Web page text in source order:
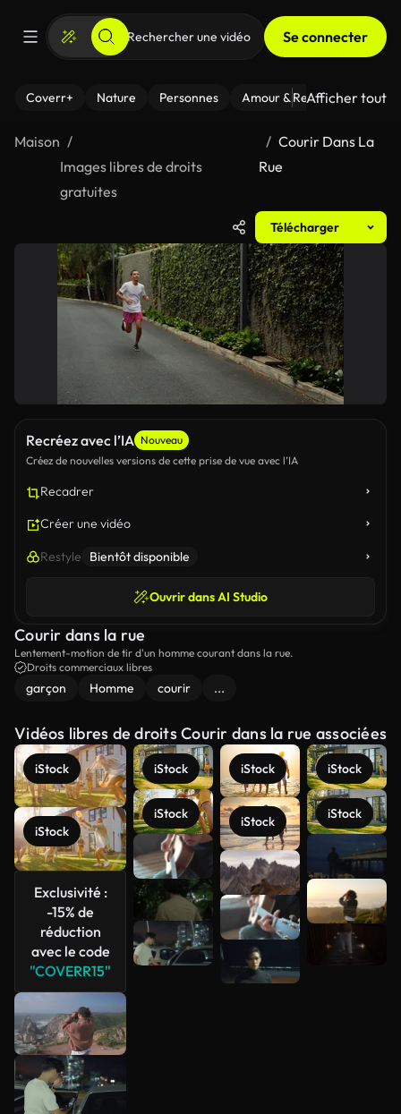
Se connecter
Coverr+ Nature Personnes Amour & Relations Le
Afficher tout
Maison
Images libres de droits
gratuites
Courir Dans La
Rue
Télécharger
Recréez avec l’IA Nouveau
Créez de nouvelles versions de cette prise de vue avec l’IA
Recadrer
Créer une vidéo
Restyle Bientôt disponible
Ouvrir dans AI Studio
Courir dans la rue
Lentement-motion de tir d'un homme courant dans la rue.
Droits commerciaux libres
garçon Homme courir ...
Vidéos libres de droits Courir dans la rue associées
iStock
iStock
Exclusivité :
-15% de
réduction
avec le code
"COVERR15"
iStock
iStock
iStock
iStock
iStock
iStock
Voir plus